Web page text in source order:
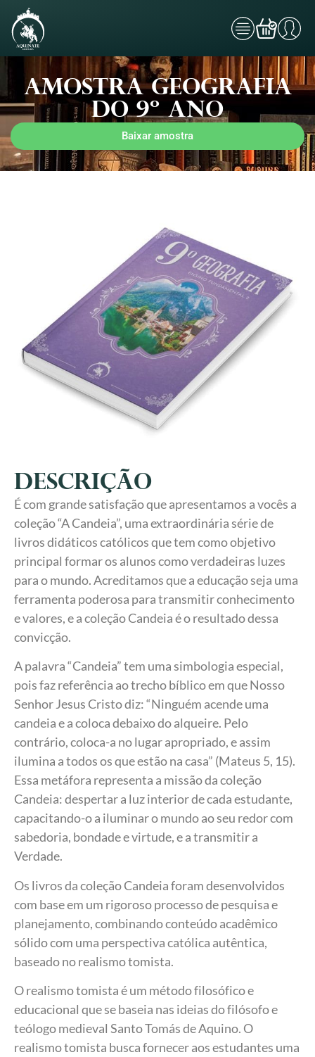
Amostra Geografia
do 9º Ano
Baixar amostra
Descrição
É com grande satisfação que apresentamos a vocês a
coleção “A Candeia”, uma extraordinária série de
livros didáticos católicos que tem como objetivo
principal formar os alunos como verdadeiras luzes
para o mundo. Acreditamos que a educação seja uma
ferramenta poderosa para transmitir conhecimento
e valores, e a coleção Candeia é o resultado dessa
convicção.
A palavra “Candeia” tem uma simbologia especial,
pois faz referência ao trecho bíblico em que Nosso
Senhor Jesus Cristo diz: “Ninguém acende uma
candeia e a coloca debaixo do alqueire. Pelo
contrário, coloca-a no lugar apropriado, e assim
ilumina a todos os que estão na casa” (Mateus 5, 15).
Essa metáfora representa a missão da coleção
Candeia: despertar a luz interior de cada estudante,
capacitando-o a iluminar o mundo ao seu redor com
sabedoria, bondade e virtude, e a transmitir a
Verdade.
Os livros da coleção Candeia foram desenvolvidos
com base em um rigoroso processo de pesquisa e
planejamento, combinando conteúdo acadêmico
sólido com uma perspectiva católica autêntica,
baseado no realismo tomista.
O realismo tomista é um método filosófico e
educacional que se baseia nas ideias do filósofo e
teólogo medieval Santo Tomás de Aquino. O
realismo tomista busca fornecer aos estudantes uma